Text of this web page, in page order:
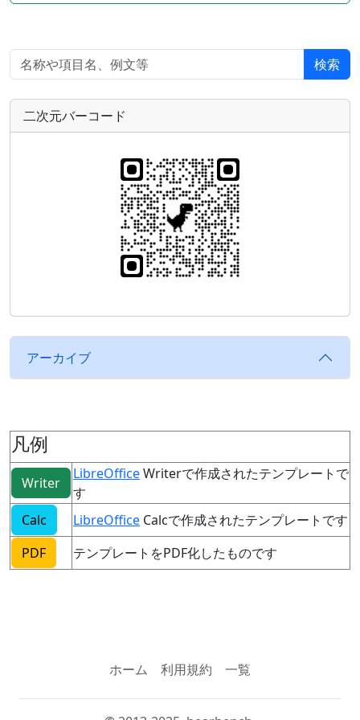
検索
二次元バーコード
アーカイブ
凡例
Writer
LibreOfficeWriterで作成されたテンプレートで
す
Calc
LibreOffice Calcで作成されたテンプレートです
PDF
テンプレートをPDF化したものです
ホーム 利用規約 一覧